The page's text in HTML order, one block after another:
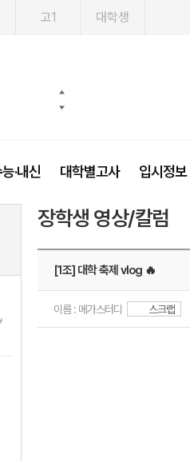
고1 대학생
·내신 대학별고사 입시정보
장학생 영상/칼럼
[1조] 대학 축제 vlog 🔥
이름 : 메가스터디 스크랩